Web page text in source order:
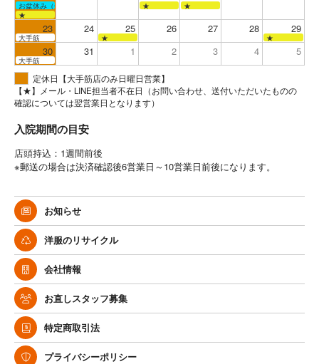
お盆休み（全店お休み） ★
★
★
23 24 25 26 27 28 29
大手筋 ★ ★
30 31 1 2 3 4 5
大手筋
定休日【大手筋店のみ日曜日営業】
【★】メール・LINE担当者不在日（お問い合わせ、送付いただいたものの
確認については翌営業日となります）
入院期間の目安
店頭持込：1週間前後
※郵送の場合は決済確認後6営業日～10営業日前後になります。
お知らせ
洋服のリサイクル
会社情報
お直しスタッフ募集
特定商取引法
プライバシーポリシー